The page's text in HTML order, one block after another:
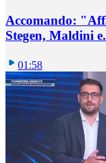
Accomando:
Stegen, Maldini
01:58